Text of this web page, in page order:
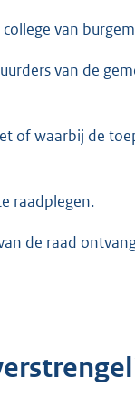
van
van de
of waarbij de
raadplegen.
de raad